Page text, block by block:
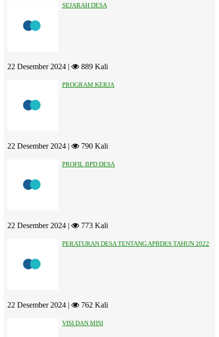
SEJARAH DESA
22 Desember 2024 | 889 Kali
PROGRAM KERJA
22 Desember 2024 | 790 Kali
PROFIL BPD DESA
22 Desember 2024 | 773 Kali
PERATURAN DESA TENTANG APBDES TAHUN 2022
22 Desember 2024 | 762 Kali
VISI DAN MISI